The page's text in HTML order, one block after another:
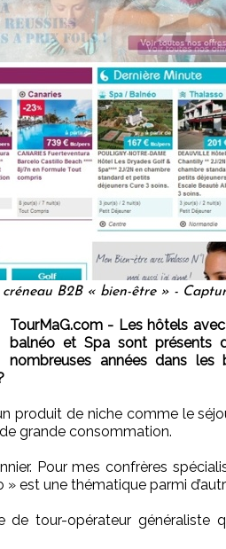
B2B « bien-être » -
TourMaG.com - Les hôtels
balnéo et Spa sont présents
nombreuses années dans les
produit de niche comme le
grande consommation.
Pour mes confrères
est une thématique parmi
de tour-opérateur généraliste